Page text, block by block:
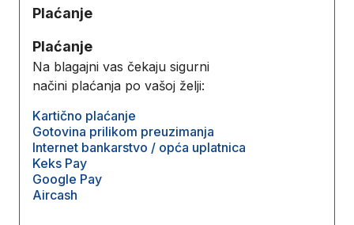
Plaćanje
Plaćanje
Na blagajni vas čekaju sigurni
načini plaćanja po vašoj želji:
Kartično plaćanje
Gotovina prilikom preuzimanja
Internet bankarstvo / opća uplatnica
Keks Pay
Google Pay
Aircash